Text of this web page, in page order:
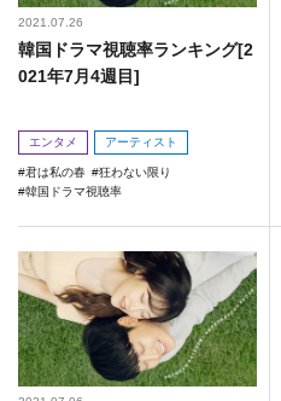
2021.07.26
韓国ドラマ視聴率ランキング[2
021年7月4週目]
エンタメ アーティスト
君は私の春
狂わない限り
韓国ドラマ視聴率